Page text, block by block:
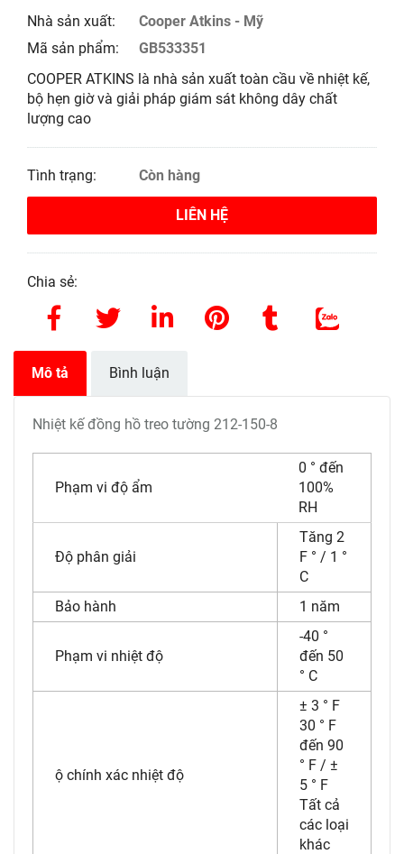
Nhà sản xuất:
Cooper Atkins - Mỹ
Mã sản phẩm:
GB533351
COOPER ATKINS là nhà sản xuất toàn cầu về nhiệt kế,
bộ hẹn giờ và giải pháp giám sát không dây chất
lượng cao
Tình trạng: Còn hàng
LIÊN HỆ
Chia sẻ:
Mô tả Bình luận
Nhiệt kế đồng hồ treo tường 212-150-8
Phạm vi độ ẩm
0 ° đến
100%
RH
Độ phân giải
Tăng 2
F ° / 1 °
C
Bảo hành
1 năm
Phạm vi nhiệt độ
-40 °
đến 50
° C
ộ chính xác nhiệt độ
± 3 ° F
30 ° F
đến 90
° F / ±
5 ° F
Tất cả
các loại
khác